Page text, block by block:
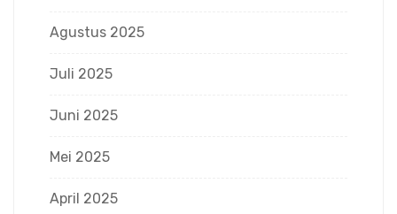
Agustus 2025
Juli 2025
Juni 2025
Mei 2025
April 2025